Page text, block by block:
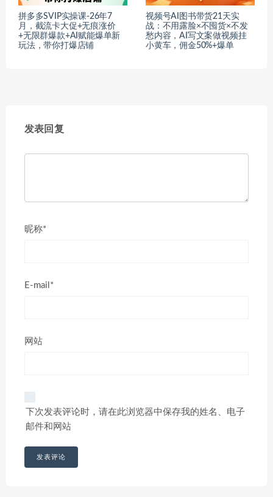
拼多多SVIP实操课-26年7
月，截流卡大促+无痕涨价
+无限群爆款+AI赋能爆单新
玩法，带你打爆店铺
视频号AI图书带货21天实
战：不用露脸×不囤货×不发
愁内容，AI写文案做视频挂
小黄车，佣金50%+爆单
发表回复
昵称*
E-mail*
网站
下次发表评论时，请在此浏览器中保存我的姓名、电子
邮件和网站